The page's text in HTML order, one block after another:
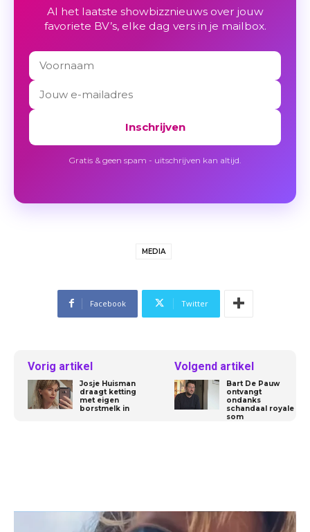
Al het laatste showbizznieuws over jouw
favoriete BV’s, elke dag vers in je mailbox.
Inschrijven
Gratis & geen spam - uitschrijven kan altijd.
MEDIA
Facebook Twitter
Vorig artikel
Josje Huisman
draagt ketting
met eigen
borstmelk in
Volgend artikel
Bart De Pauw
ontvangt
ondanks
schandaal royale
som